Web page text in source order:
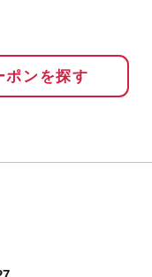
ポンを探す